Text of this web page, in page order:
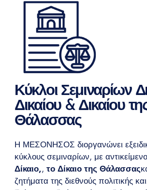
Κύκλοι Σεμιναρίων
Δικαίου & Δικαίου
Θάλασσας
Η ΜΕΣΟΝΗΣΟΣ διοργανώνει
κύκλους σεμιναρίων, με
Δίκαιο,, το Δίκαιο της Θάλασσας
ζητήματα της διεθνούς πολιτικής